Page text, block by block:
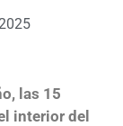
las 15
interior del